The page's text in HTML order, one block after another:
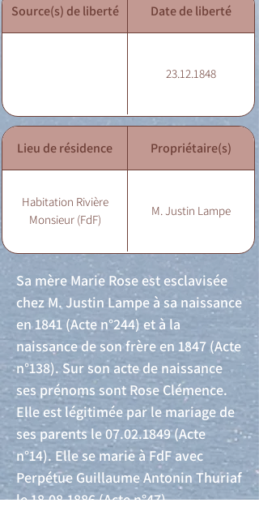
Source(s) de liberté Date de liberté
23.12.1848
Lieu de résidence Propriétaire(s)
Habitation Rivière
Monsieur (FdF)
M. Justin Lampe
Sa mère Marie Rose est esclavisée
chez M. Justin Lampe à sa naissance
en 1841 (Acte n°244) et à la
naissance de son frère en 1847 (Acte
n°138). Sur son acte de naissance
ses prénoms sont Rose Clémence.
Elle est légitimée par le mariage de
ses parents le07.02.1849(Acte
n°14). Elle se marie à FdF avec
Perpétue Guillaume Antonin Thuriaf
le18.08.1886(Acte n°47).